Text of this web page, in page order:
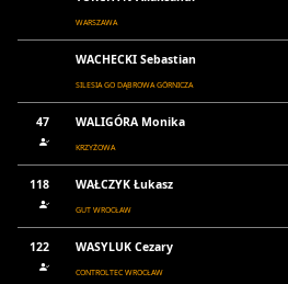
WARSZAWA
WACHECKI Sebastian
SILESIA GO DĄBROWA GÓRNICZA
47 WALIGÓRA Monika
KRZYŻOWA
118 WAŁCZYK Łukasz
GUT WROCŁAW
122 WASYLUK Cezary
CONTROLTEC WROCŁAW